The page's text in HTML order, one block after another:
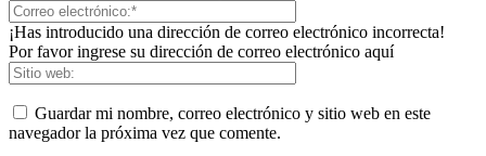
¡Has introducido una dirección de correo electrónico incorrecta!
Por favor ingrese su dirección de correo electrónico aquí
Guardar mi nombre, correo electrónico y sitio web en este
navegador la próxima vez que comente.